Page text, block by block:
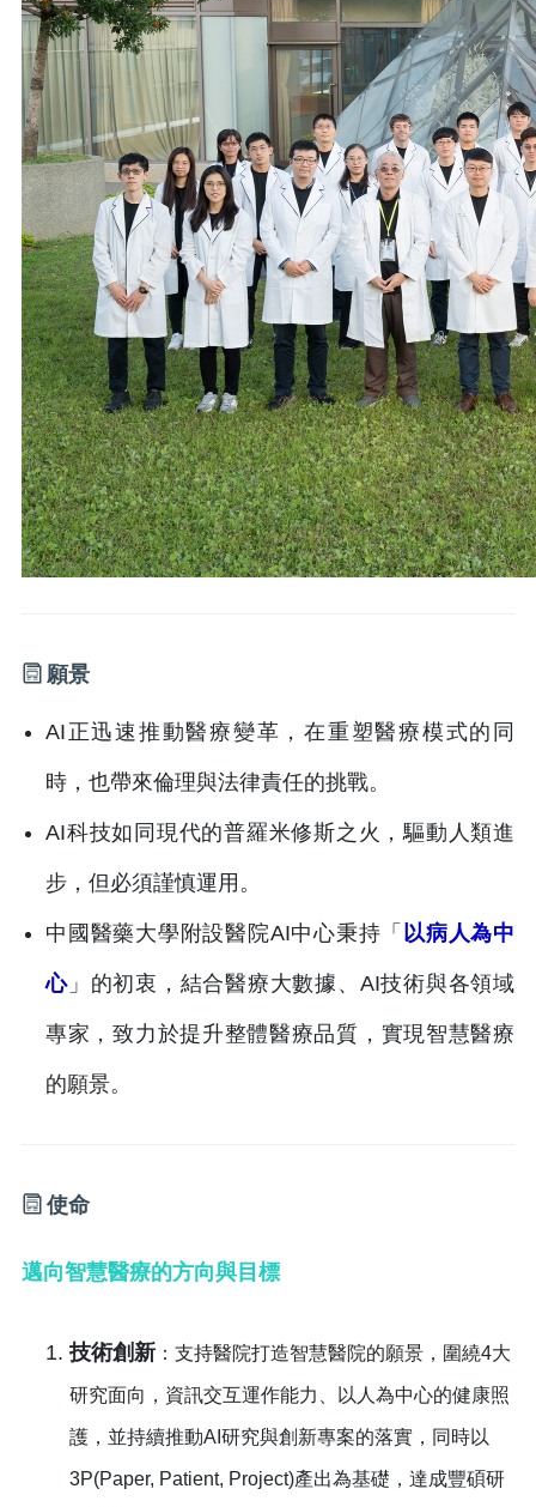
願景
AI正迅速推動醫療變革，在重塑醫療模式的同
時，也帶來倫理與法律責任的挑戰。
AI科技如同現代的普羅米修斯之火，驅動人類進
步，但必須謹慎運用。
中國醫藥大學附設醫院AI中心秉持「 以病人為中
心」的初衷，結合醫療大數據、AI技術與各領域
專家，致力於提升整體醫療品質，實現智慧醫療
的願景。
使命
邁向智慧醫療的方向與目標
技術創新 ：支持醫院打造智慧醫院的願景，圍繞4大
研究面向，資訊交互運作能力、以人為中心的健康照
護，並持續推動AI研究與創新專案的落實，同時以
3P(Paper, Patient, Project)產出為基礎，達成豐碩研